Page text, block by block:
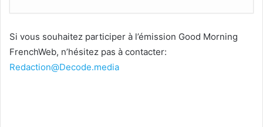
Si vous souhaitez participer à l’émission Good Morning
FrenchWeb, n’hésitez pas à contacter:
Redaction@Decode.media